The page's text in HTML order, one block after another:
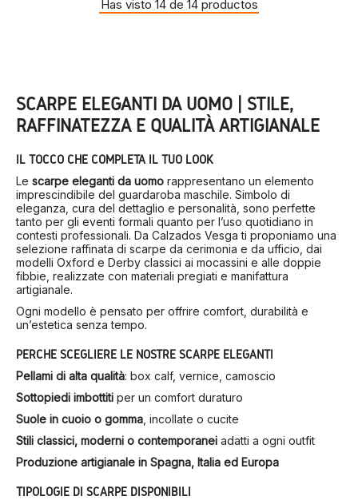
Has visto 14 de 14 productos
SCARPE ELEGANTI DA UOMO | STILE,
RAFFINATEZZA E QUALITÀ ARTIGIANALE
IL TOCCO CHE COMPLETA IL TUO LOOK
Le scarpe eleganti da uomo rappresentano un elemento
imprescindibile del guardaroba maschile. Simbolo di
eleganza, cura del dettaglio e personalità, sono perfette
tanto per gli eventi formali quanto per l’uso quotidiano in
contesti professionali. Da Calzados Vesga ti proponiamo una
selezione raffinata di scarpe da cerimonia e da ufficio, dai
modelli Oxford e Derby classici ai mocassini e alle doppie
fibbie, realizzate con materiali pregiati e manifattura
artigianale.
Ogni modello è pensato per offrire comfort, durabilità e
un’estetica senza tempo.
PERCHÉ SCEGLIERE LE NOSTRE SCARPE ELEGANTI
Pellami di alta qualità: box calf, vernice, camoscio
Sottopiedi imbottiti per un comfort duraturo
Suole in cuoio o gomma, incollate o cucite
Stili classici, moderni o contemporanei adatti a ogni outfit
Produzione artigianale in Spagna, Italia ed Europa
TIPOLOGIE DI SCARPE DISPONIBILI